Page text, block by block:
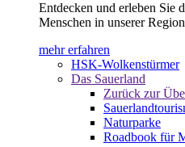
Entdecken und erleben Sie
Menschen in unserer
mehr erfahren
HSK-Wolkenstürmer
Das Sauerland
Zurück zur
Naturparke
Roadbook für